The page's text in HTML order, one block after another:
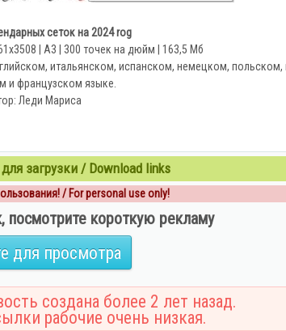
сеток на 2024 rog
| А3 | 300 точек на дюйм | 163,5 Мб
итальянском, испанском, немецком, польском,
и французском языке.
Леди Мариса
загрузки / Download links
/ For personal use only!
посмотрите короткую рекламу
для просмотра
создана более 2 лет назад.
рабочие очень низкая.